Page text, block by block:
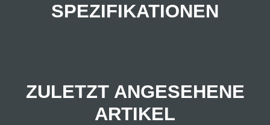
SPEZIFIKATIONEN
ZULETZT ANGESEHENE
ARTIKEL